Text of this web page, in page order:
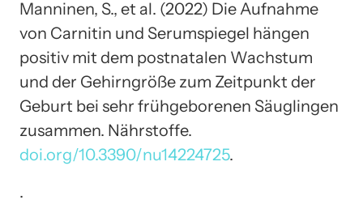
Manninen, S., et al. (2022) Die Aufnahme
von Carnitin und Serumspiegel hängen
positiv mit dem postnatalen Wachstum
und der Gehirngröße zum Zeitpunkt der
Geburt bei sehr frühgeborenen Säuglingen
zusammen. Nährstoffe.
doi.org/10.3390/nu14224725.
.